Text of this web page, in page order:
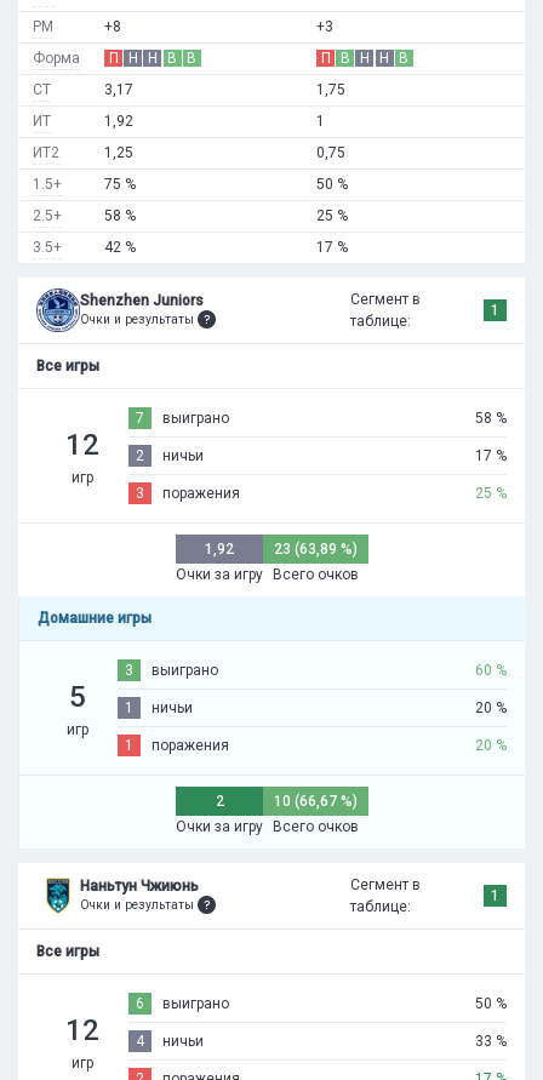
РМ
Форма
СТ
ИТ
ИТ2
1.5+
2.5+
3.5+
+8
П
Н Н В
В
3,17
1,92
1,25
75 %
58 %
42 %
+3
П
В Н Н
В
1,75
1
0,75
50 %
25 %
17 %
Shenzhen Juniors
Очки и результаты
Сегмент в
таблице:
1
Все игры
12
игр
7 выиграно 58 %
2 ничьи 17 %
3 поражения 25 %
1,92
Очки за игру
23 (63,89 %)
Всего очков
Домашние игры
5
игр
3 выиграно 60 %
1 ничьи 20 %
1 поражения 20 %
2
Очки за игру
10 (66,67 %)
Всего очков
Наньтун Чжиюнь
Очки и результаты
Сегмент в
таблице:
1
Все игры
12
игр
6 выиграно 50 %
4 ничьи 33 %